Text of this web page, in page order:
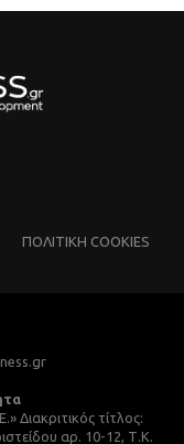
ΠΟΛΙΤΙΚΗ COOKIES
Διακριτικός τίτλος:
αρ. 10-12, Τ.Κ.